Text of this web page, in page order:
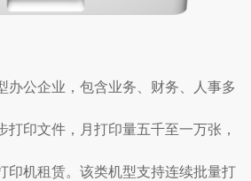
办公企业，包含业务、财务、人事多
打印文件，月打印量五千至一万张，
印机租赁。该类机型支持连续批量打